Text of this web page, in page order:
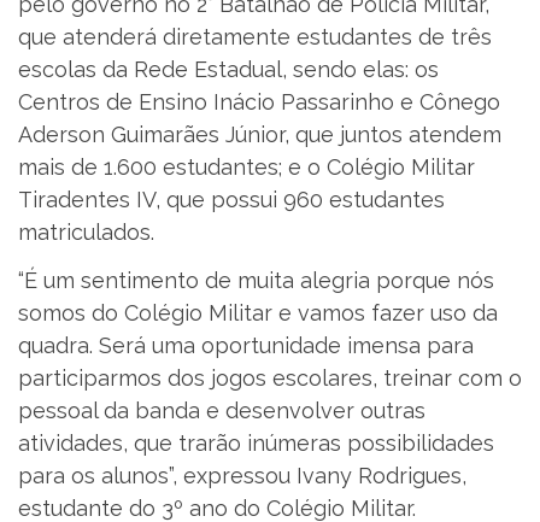
que atenderá diretamente estudantes de três
escolas da Rede Estadual, sendo elas: os
Centros de Ensino Inácio Passarinho e Cônego
Aderson Guimarães Júnior, que juntos atendem
mais de 1.600 estudantes; e o Colégio Militar
Tiradentes IV, que possui 960 estudantes
matriculados.
“É um sentimento de muita alegria porque nós
somos do Colégio Militar e vamos fazer uso da
quadra. Será uma oportunidade imensa para
participarmos dos jogos escolares, treinar com o
pessoal da banda e desenvolver outras
atividades, que trarão inúmeras possibilidades
para os alunos”, expressou Ivany Rodrigues,
estudante do 3º ano do Colégio Militar.